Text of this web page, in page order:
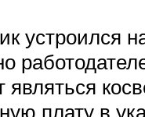
устроился
плату в